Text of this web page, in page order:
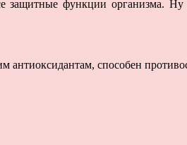
защитные функции организма.
способен